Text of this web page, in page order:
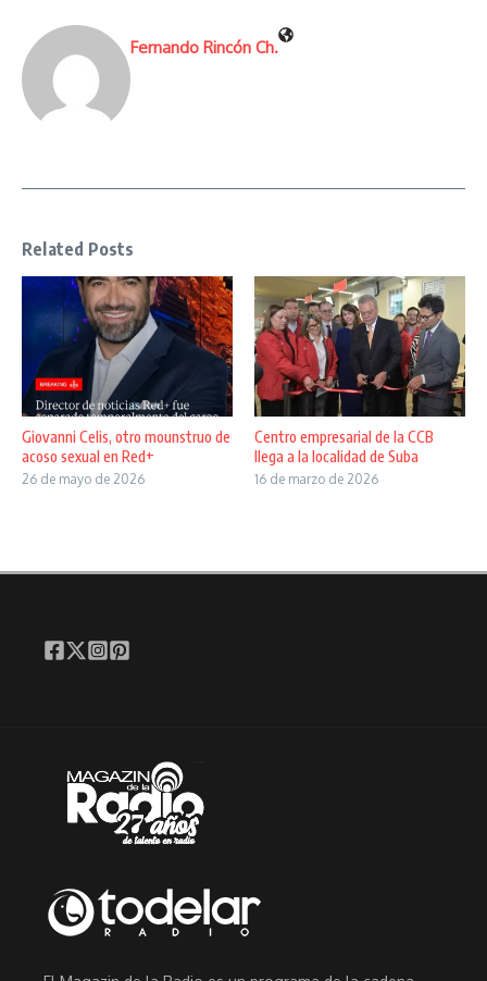
Fernando Rincón Ch.
Related Posts
Giovanni Celis, otro mounstruo de
acoso sexual en Red+
26 de mayo de 2026
Centro empresarial de la CCB
llega a la localidad de Suba
16 de marzo de 2026